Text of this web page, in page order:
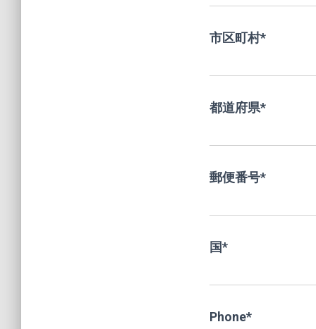
市区町村*
都道府県*
郵便番号*
国*
Phone*